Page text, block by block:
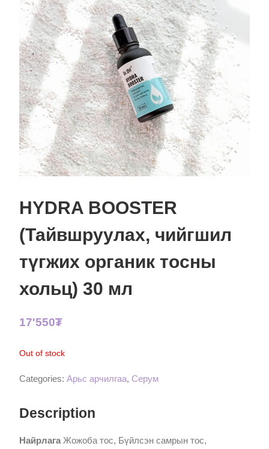
HYDRA BOOSTER
(Тайвшруулах, чийгшил
түгжих органик тосны
хольц) 30 мл
17'550₮
Out of stock
Categories: Арьс арчилгаа, Серум
Description
Найрлага Жожоба тос, Бүйлсэн самрын тос,